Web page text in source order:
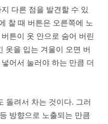
다른 점을 발견할 수 있
찰 때 버튼은 오른쪽에 노
튼이 옷 안으로 숨어 버린
옷을 입는 겨울이 오면 버
어서 눌러야 하는 만큼 더
돌려서 차는 것이다. 그러
방향으로 노출되는 만큼